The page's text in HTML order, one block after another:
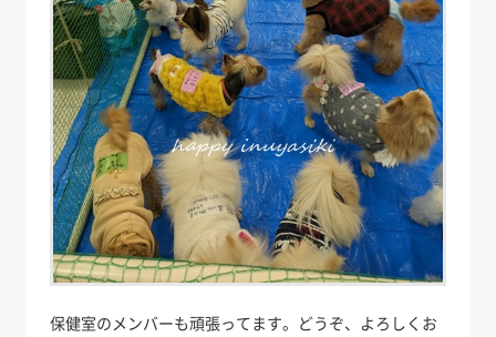
保健室のメンバーも頑張ってます。どうぞ、よろしくお